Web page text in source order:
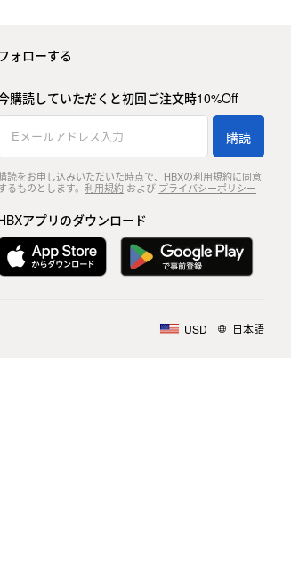
フォローする
購読していただくと初回ご注文時10%Off
購読
読をお申し込みいただいた時点で、HBXの利用規約に同意
るものとします。 利用規約および プライバシーポリシー
アプリのダウンロード
USD 日本語